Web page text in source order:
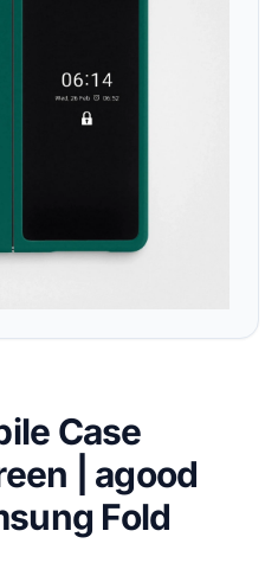
Case
| agood
Fold